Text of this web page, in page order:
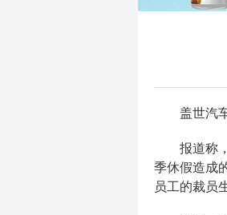
盖世汽
报道称
季休假造成
员工的裁员